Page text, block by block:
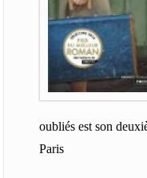
oubliés est son
Paris